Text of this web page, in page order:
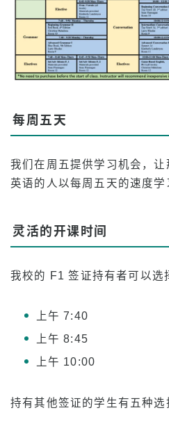
非学生签证持有者的学费
卡玛阿依娜（美国公民或
在校学生和学生签证（F-1
住宿费用
申请流程
在校学生
出勤和强制开除
课程注册
每周五天
我们在周五提供学习机会，
英语的人以每周五天的速度学
灵活的开课时间
我校的 F1 签证持有者可以选
上午 7:40
上午 8:45
上午 10:00
持有其他签证的学生有五种选